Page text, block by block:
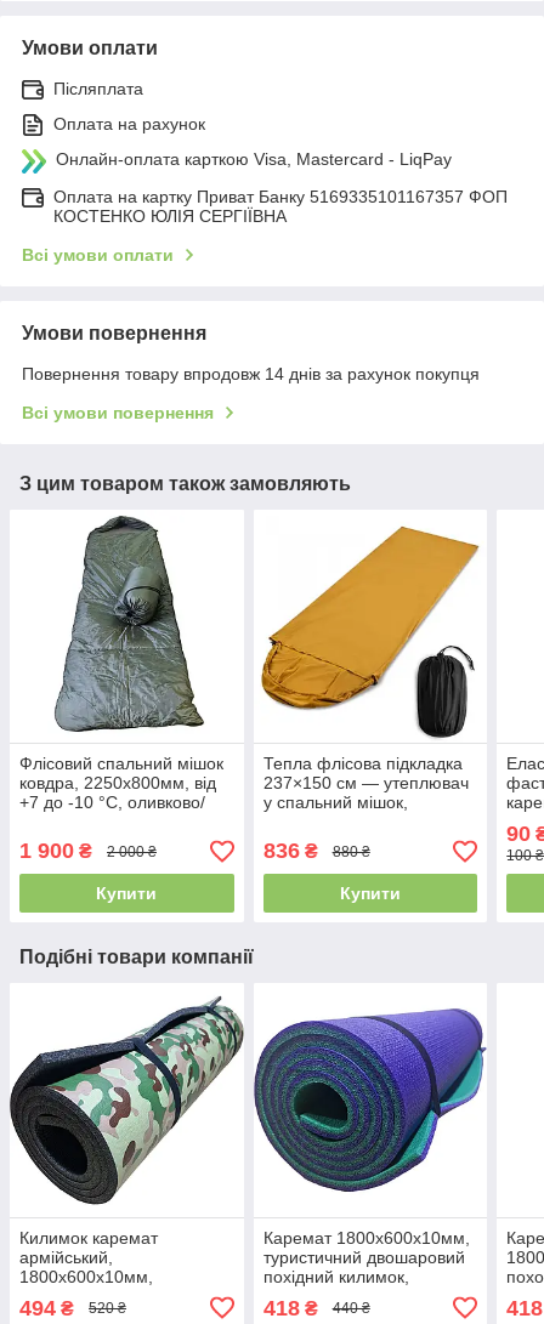
Умови оплати
Післяплата
Оплата на рахунок
Онлайн-оплата карткою Visa, Mastercard - LiqPay
Оплата на картку Приват Банку 5169335101167357 ФОП
КОСТЕНКО ЮЛІЯ СЕРГІЇВНА
Всі умови оплати
Умови повернення
Повернення товару впродовж 14 днів за рахунок покупця
Всі умови повернення
З цим товаром також замовляють
Флісовий спальний мішок
ковдра, 2250х800мм, від
+7 до -10 °C, оливково/
500SP
1 900 ₴ 2 000 ₴
Купити
Тепла флісова підкладка
237×150 см — утеплювач
у спальний мішок,
836₴ 880 ₴
Купити
90
100
Подібні товари компанії
Килимок каремат
армійський,
1800х600х10мм,
MultiCam, камуфляжний
мультикам зі стяжками
494 ₴ 520 ₴
Каремат 1800х600х10мм,
туристичний двошаровий
похідний килимок,
Туреччина
418₴ 440 ₴ 418